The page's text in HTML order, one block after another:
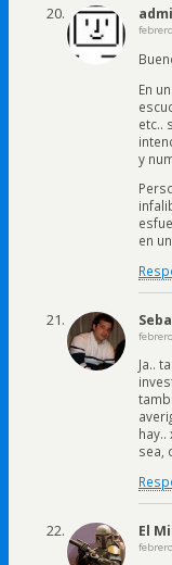
En
etc..
y
en
Seba
Ja..
hay..
sea,
El